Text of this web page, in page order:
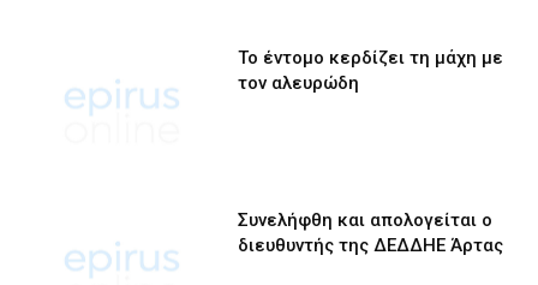
Το έντομο κερδίζει τη μάχη με
τον αλευρώδη
Συνελήφθη και απολογείται ο
διευθυντής της ΔΕΔΔΗΕ Άρτας